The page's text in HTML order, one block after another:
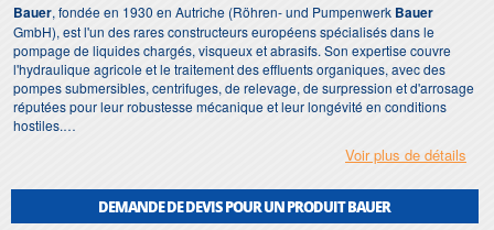
Bauer, fondée en 1930 en Autriche (Röhren- und Pumpenwerk Bauer
GmbH), est l'un des rares constructeurs européens spécialisés dans le
pompage de liquides chargés, visqueux et abrasifs. Son expertise couvre
l'hydraulique agricole et le traitement des effluents organiques, avec des
pompes submersibles, centrifuges, de relevage, de surpression et d'arrosage
réputées pour leur robustesse mécanique et leur longévité en conditions
hostiles.
Depuis 1976, soit près de cinquante ans, nous distribuons, installons et
Bauer. Vente France et export, réparation en Île-de-France, pièces et
stock des principales références. Nous dimensionnons gratuitement vos
Voir plus de détails
DEMANDE DE DEVIS POUR UN PRODUIT BAUER